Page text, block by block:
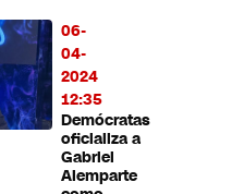
06-
04-
2024
12:35
Demócratas
oficializa a
Gabriel
Alemparte